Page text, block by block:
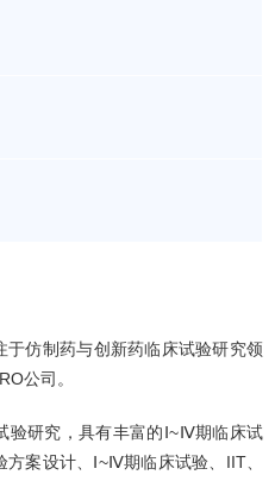
于仿制药与创新药临床试验研究领
公司。
验研究，具有丰富的Ⅰ~Ⅳ期临床试
案设计、Ⅰ~Ⅳ期临床试验、IIT、